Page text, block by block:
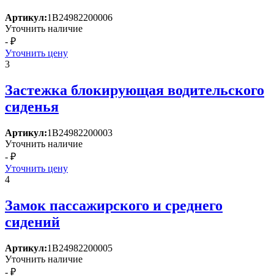
Артикул:1B24982200006
Уточнить наличие
- ₽
Уточнить цену
3
Застежка блокирующая водительского
сиденья
Артикул:1B24982200003
Уточнить наличие
- ₽
Уточнить цену
4
Замок пассажирского и среднего
сидений
Артикул:1B24982200005
Уточнить наличие
- ₽